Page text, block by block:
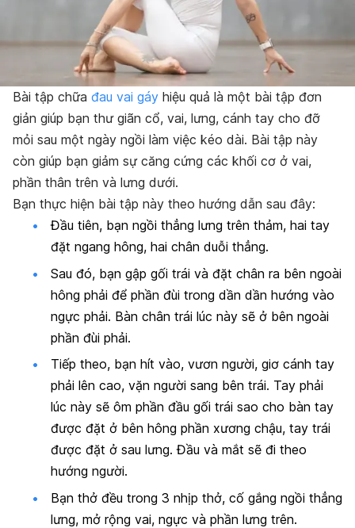
Bài tập chữa đau vai gáy hiệu quả là một bài tập đơn
giản giúp bạn thư giãn cổ, vai, lưng, cánh tay cho đỡ
mỏi sau một ngày ngồi làm việc kéo dài. Bài tập này
còn giúp bạn giảm sự căng cứng các khối cơ ở vai,
phần thân trên và lưng dưới.
Bạn thực hiện bài tập này theo hướng dẫn sau đây:
Đầu tiên, bạn ngồi thẳng lưng trên thảm, hai tay
đặt ngang hông, hai chân duỗi thẳng.
Sau đó, bạn gập gối trái và đặt chân ra bên ngoài
hông phải để phần đùi trong dần dần hướng vào
ngực phải. Bàn chân trái lúc này sẽ ở bên ngoài
phần đùi phải.
Tiếp theo, bạn hít vào, vươn người, giơ cánh tay
phải lên cao, vặn người sang bên trái. Tay phải
lúc này sẽ ôm phần đầu gối trái sao cho bàn tay
được đặt ở bên hông phần xương chậu, tay trái
được đặt ở sau lưng. Đầu và mắt sẽ đi theo
hướng người.
Bạn thở đều trong 3 nhịp thở, cố gắng ngồi thẳng
lưng, mở rộng vai, ngực và phần lưng trên.